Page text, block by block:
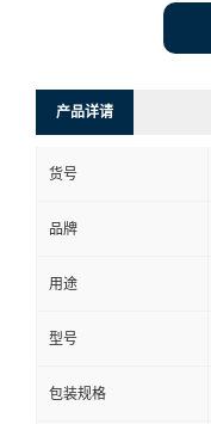
产品详请
货号
品牌
用途
型号
包装规格